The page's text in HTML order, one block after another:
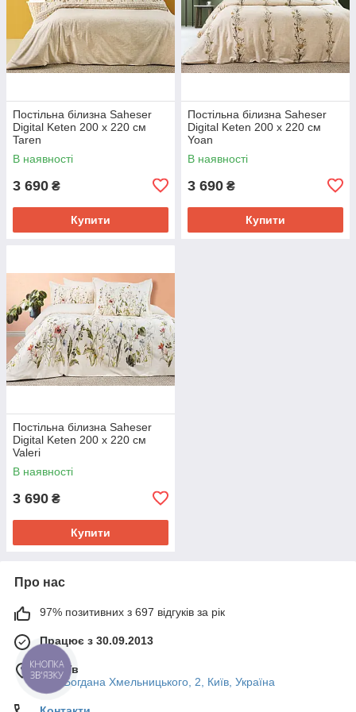
Постільна білизна Saheser
Digital Keten 200 х 220 см
Taren
В наявності
3 690 ₴
Купити
Постільна білизна Saheser
Digital Keten 200 х 220 см
Yoan
В наявності
3 690 ₴
Купити
Постільна білизна Saheser
Digital Keten 200 х 220 см
Valeri
В наявності
3 690 ₴
Купити
Про нас
97% позитивних з 697 відгуків за рік
Працює з 30.09.2013
м. Київ
вул. Богдана Хмельницького, 2, Київ, Україна
КНОПКА
ЗВ'ЯЗКУ